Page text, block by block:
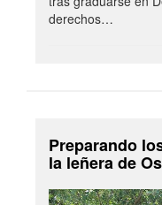
derechos…
Preparando
la leñera de